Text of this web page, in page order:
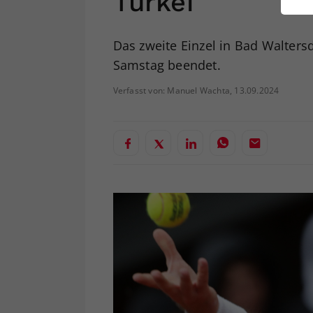
Das zweite Einzel in Bad
Samstag beendet.
Verfasst von: Manuel Wachta, 13.09.2024